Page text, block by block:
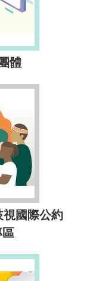
體
視國際公約
區